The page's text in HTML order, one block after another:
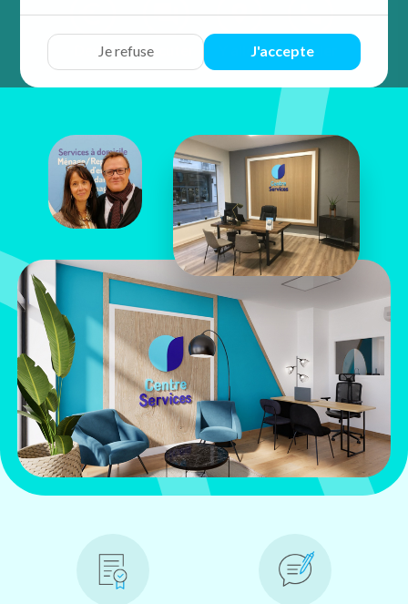
Je refuse J'accepte
Devis Discuter Y aller Appeler
Nathalie &
Christophe
Glaize
22 bis avenue Maginot
37100 Tours